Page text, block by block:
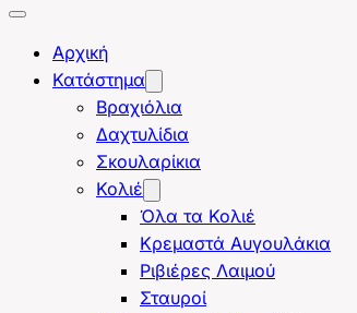
Αρχική
Κατάστημα
Βραχιόλια
Δαχτυλίδια
Σκουλαρίκια
Κολιέ
Όλα τα Κολιέ
Κρεμαστά Αυγουλάκια
Ριβιέρες Λαιμού
Σταυροί